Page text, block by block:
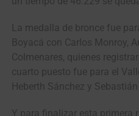
La medalla de bronce fue
Boyacá con Carlos Monroy,
Colmenares, quienes
cuarto puesto fue para el
Heberth Sánchez y Sebastián
Y para finalizar esta primera